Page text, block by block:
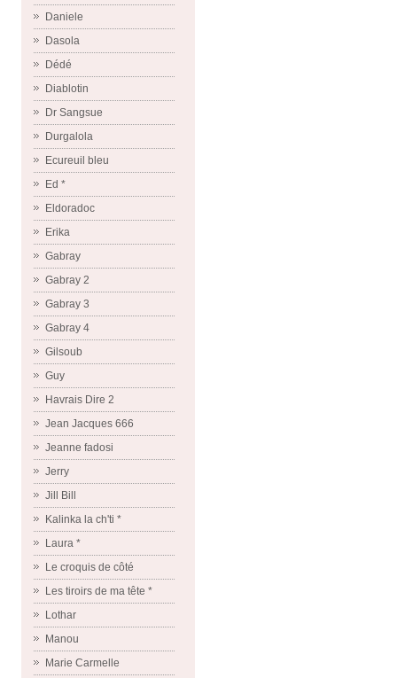
Daniele
Dasola
Dédé
Diablotin
Dr Sangsue
Durgalola
Ecureuil bleu
Ed *
Eldoradoc
Erika
Gabray
Gabray 2
Gabray 3
Gabray 4
Gilsoub
Guy
Havrais Dire 2
Jean Jacques 666
Jeanne fadosi
Jerry
Jill Bill
Kalinka la ch'ti *
Laura *
Le croquis de côté
Les tiroirs de ma tête *
Lothar
Manou
Marie Carmelle